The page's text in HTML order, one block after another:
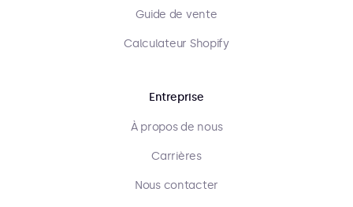
Guide de vente
Calculateur Shopify
Entreprise
À propos de nous
Carrières
Nous contacter